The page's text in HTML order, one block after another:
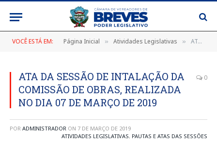
VOCÊ ESTÁ EM: Página Inicial » Atividades Legislativas » ATA DA SESSÃO DE INTALAÇÃO DA COMISSÃO DE OBRAS, REALIZADA NO DIA 07 DE MARÇO DE 2019
ATA DA SESSÃO DE INTALAÇÃO DA
COMISSÃO DE OBRAS, REALIZADA
NO DIA 07 DE MARÇO DE 2019
0
POR ADMINISTRADOR ON 7 DE MARÇO DE 2019
ATIVIDADES LEGISLATIVAS, PAUTAS E ATAS DAS SESSÕES